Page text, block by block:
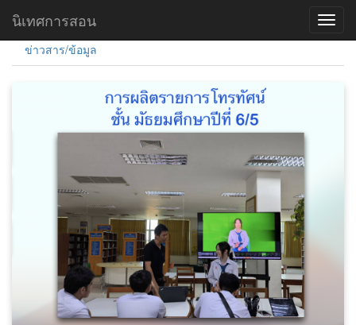
นิเทศการสอน
อัลบั้มภาพ
ข่าวสาร/ข้อมูล